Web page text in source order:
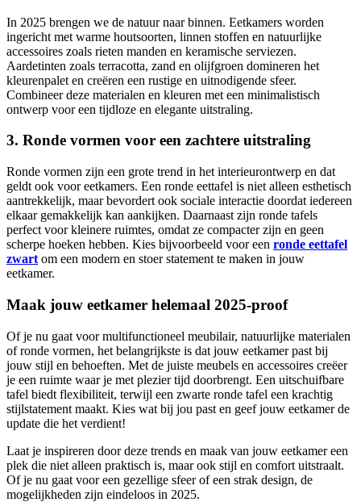
In 2025 brengen we de natuur naar binnen. Eetkamers worden
ingericht met warme houtsoorten, linnen stoffen en natuurlijke
accessoires zoals rieten manden en keramische serviezen.
Aardetinten zoals terracotta, zand en olijfgroen domineren het
kleurenpalet en creëren een rustige en uitnodigende sfeer.
Combineer deze materialen en kleuren met een minimalistisch
ontwerp voor een tijdloze en elegante uitstraling.
3. Ronde vormen voor een zachtere uitstraling
Ronde vormen zijn een grote trend in het interieurontwerp en dat
geldt ook voor eetkamers. Een ronde eettafel is niet alleen esthetisch
aantrekkelijk, maar bevordert ook sociale interactie doordat iedereen
elkaar gemakkelijk kan aankijken. Daarnaast zijn ronde tafels
perfect voor kleinere ruimtes, omdat ze compacter zijn en geen
scherpe hoeken hebben. Kies bijvoorbeeld voor een ronde eettafel
zwart om een modern en stoer statement te maken in jouw
eetkamer.
Maak jouw eetkamer helemaal 2025-proof
Of je nu gaat voor multifunctioneel meubilair, natuurlijke materialen
of ronde vormen, het belangrijkste is dat jouw eetkamer past bij
jouw stijl en behoeften. Met de juiste meubels en accessoires creëer
je een ruimte waar je met plezier tijd doorbrengt. Een uitschuifbare
tafel biedt flexibiliteit, terwijl een zwarte ronde tafel een krachtig
stijlstatement maakt. Kies wat bij jou past en geef jouw eetkamer de
update die het verdient!
Laat je inspireren door deze trends en maak van jouw eetkamer een
plek die niet alleen praktisch is, maar ook stijl en comfort uitstraalt.
Of je nu gaat voor een gezellige sfeer of een strak design, de
mogelijkheden zijn eindeloos in 2025.